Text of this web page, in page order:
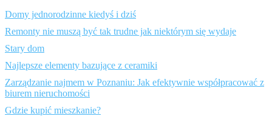
Domy jednorodzinne kiedyś i dziś
Remonty nie muszą być tak trudne jak niektórym się wydaje
Stary dom
Najlepsze elementy bazujące z ceramiki
Zarządzanie najmem w Poznaniu: Jak efektywnie współpracować z
biurem nieruchomości
Gdzie kupić mieszkanie?